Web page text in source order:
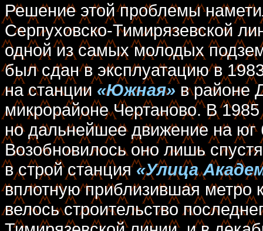
Решение этой проблемы
Серпуховско-Тимирязевской
одной из самых молодых
был сдан в эксплуатацию в
на станции «Южная»в районе
микрорайоне Чертаново. В
но дальнейшее движение на юг
Возобновилось оно лишь
в строй станция«Улица
вплотную приблизившая
велось строительство